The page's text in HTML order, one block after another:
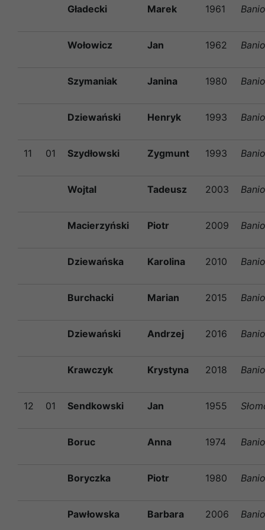
Gładecki Marek 1961
Wołowicz Jan 1962
Szymaniak Janina 1980
Dziewański Henryk 1993
11 01 Szydłowski Zygmunt 1993
Wojtal Tadeusz 2003
Macierzyński Piotr 2009
Dziewańska Karolina 2010
Burchacki Marian 2015
Dziewański Andrzej 2016
Krawczyk Krystyna 2018
12 01 Sendkowski Jan 1955
Boruc Anna 1974
Boryczka Piotr 1980
Pawłowska Barbara 2006